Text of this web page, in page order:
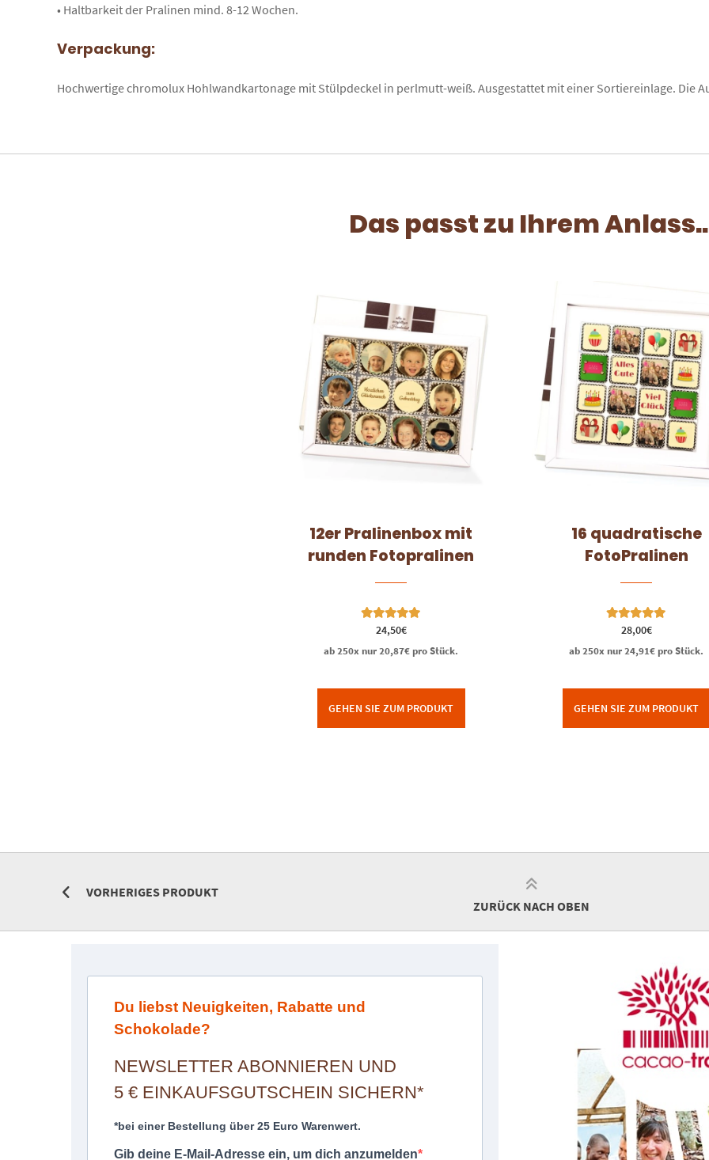
• Haltbarkeit der Pralinen mind. 8-12 Wochen.
Verpackung:
Hochwertige chromolux Hohlwandkartonage mit Stülpdeckel in perlmutt-weiß. Ausgestattet mit einer Sortiereinlage. Die
Das passt zu Ihrem
12er Pralinenbox mit
runden Fotopralinen
Bewertet mit
5.00
von 5
24,50€
ab 250x nur20,87€pro Stück.
GEHEN SIE ZUM PRODUKT
16 quadratische
FotoPralinen
Bewertet mit
5.00
von 5
28,00€
ab 250x nur24,91€pro Stück.
GEHEN SIE ZUM PRODUKT
VORHERIGES PRODUKT
ZURÜCK NACH OBEN